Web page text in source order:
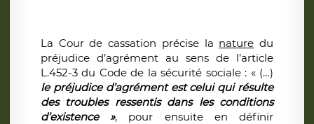
La Cour de cassation précise la nature du
préjudice d’agrément au sens de l’article
L.452-3 du Code de la sécurité sociale : « (…)
le préjudice d’agrément est celui qui résulte
des troubles ressentis dans les conditions
d’existence », pour ensuite en définir